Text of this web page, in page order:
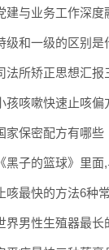
建与业务工作深度
级和一级的区别是
法所矫正思想汇报
孩咳嗽快速止咳偏
家保密配方有哪些
咳最快的方法6种
界男性生殖器最长